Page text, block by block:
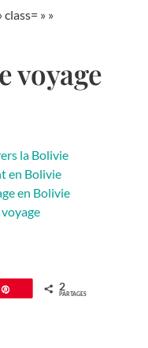
» »
voyage
la Bolivie
en Bolivie
en Bolivie
voyage
Épingle 2
PARTAGES